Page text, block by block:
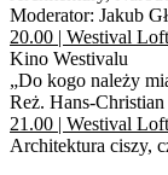
Moderator: Jakub
20.00 | Westival
Kino Westivalu
„Do kogo należy
Reż. Hans-Christian
21.00 | Westival
Architektura ciszy,